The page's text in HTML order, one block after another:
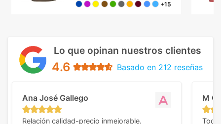
+15
Lo que opinan nuestros clientes
4.6 Basado en 212 reseñas
Ana José Gallego
Relación calidad-precio inmejorable.
M C
Todo